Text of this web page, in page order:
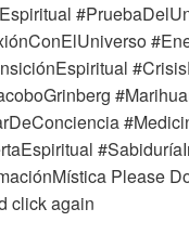
Please
click again